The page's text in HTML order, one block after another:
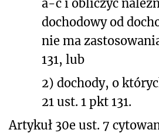
a-c i obliczyć
dochodowy od
nie ma
131, lub
2) dochody, o
21 ust. 1 pkt 131.
Artykuł 30e ust. 7